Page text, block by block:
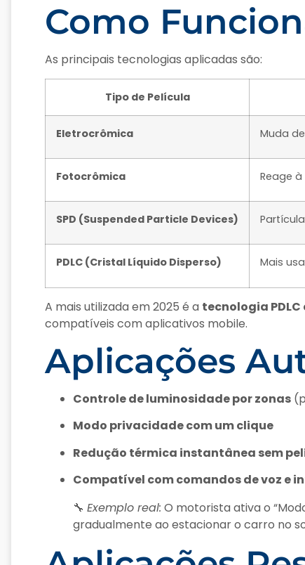
Como
As principais tecnologias aplicadas são:
Tipo de Película
Eletrocrômica Muda
Fotocrômica Reage
SPD (Suspended Particle Devices)
PDLC (Cristal Líquido Disperso) Mais
A mais utilizada em 2025 é a tecnologia
compatíveis com aplicativos mobile.
Aplicações
Controle de luminosidade por zonas
Modo privacidade com um clique
Redução térmica instantânea sem
Compatível com comandos de voz e
🔧 Exemplo real: O motorista ativa o
gradualmente ao estacionar o carro no